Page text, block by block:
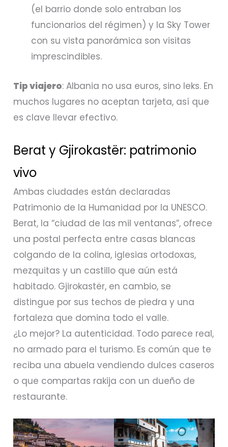
(el barrio donde solo entraban los
funcionarios del régimen) y la Sky Tower
con su vista panorámica son visitas
imprescindibles.
Tip viajero: Albania no usa euros, sino leks. En
muchos lugares no aceptan tarjeta, así que
es clave llevar efectivo.
Berat y Gjirokastër: patrimonio
vivo
Ambas ciudades están declaradas
Patrimonio de la Humanidad por la UNESCO.
Berat, la “ciudad de las mil ventanas”, ofrece
una postal perfecta entre casas blancas
colgando de la colina, iglesias ortodoxas,
mezquitas y un castillo que aún está
habitado. Gjirokastër, en cambio, se
distingue por sus techos de piedra y una
fortaleza que domina todo el valle.
¿Lo mejor? La autenticidad. Todo parece real,
no armado para el turismo. Es común que te
reciba una abuela vendiendo dulces caseros
o que compartas rakija con un dueño de
restaurante.